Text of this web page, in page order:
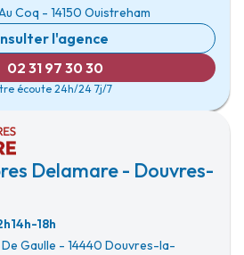
Coq - 14150 Ouistreham
l'agence
02 31 97 30 30
écoute 24h/24 7j/7
Delamare - Douvres-
14h-18h
Gaulle - 14440 Douvres-la-